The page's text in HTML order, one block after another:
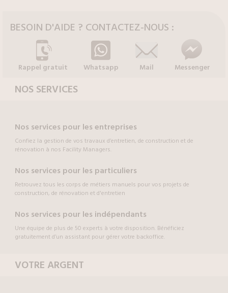
BESOIN D'AIDE ? CONTACTEZ-NOUS :
Rappel gratuit Whatsapp Mail Messenger
NOS SERVICES
Nos services pour les entreprises
Confiez la gestion de vos travaux d’entretien, de construction et de
rénovation à nos Facility Managers.
Nos services pour les particuliers
Retrouvez tous les corps de métiers manuels pour vos projets de
construction, de rénovation et d'entretien
Nos services pour les indépendants
Une équipe de plus de 50 experts à votre disposition. Bénéficiez
gratuitement d’un assistant pour gérer votre backoffice.
VOTRE ARGENT